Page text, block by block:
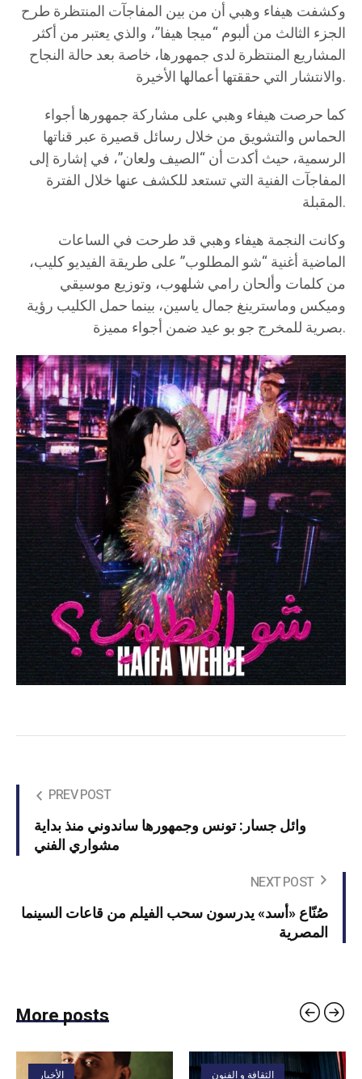
وكشفت هيفاء وهبي أن من بين المفاجآت المنتظرة طرح
الجزء الثالث من ألبوم “ميجا هيفا”، والذي يعتبر من أكثر
المشاريع المنتظرة لدى جمهورها، خاصة بعد حالة النجاح
والانتشار التي حققتها أعمالها الأخيرة.
كما حرصت هيفاء وهبي على مشاركة جمهورها أجواء
الحماس والتشويق من خلال رسائل قصيرة عبر قناتها
الرسمية، حيث أكدت أن “الصيف ولعان”، في إشارة إلى
المفاجآت الفنية التي تستعد للكشف عنها خلال الفترة
المقبلة.
وكانت النجمة هيفاء وهبي قد طرحت في الساعات
الماضية أغنية “شو المطلوب” على طريقة الفيديو كليب،
من كلمات وألحان رامي شلهوب، وتوزيع موسيقي
وميكس وماسترينغ جمال ياسين، بينما حمل الكليب رؤية
بصرية للمخرج جو بو عيد ضمن أجواء مميزة.
PREV POST
وائل جسار: تونس وجمهورها ساندوني منذ بداية
مشواري الفني
NEXT POST
صُنّاع «أسد» يدرسون سحب الفيلم من قاعات السينما
المصرية
More posts
الأخبار الثقافة و الفنون